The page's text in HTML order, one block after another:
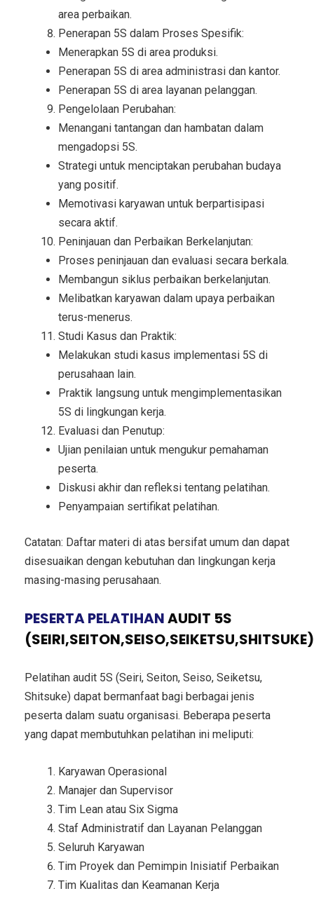
area perbaikan.
Penerapan 5S dalam Proses Spesifik:
Menerapkan 5S di area produksi.
Penerapan 5S di area administrasi dan kantor.
Penerapan 5S di area layanan pelanggan.
Pengelolaan Perubahan:
Menangani tantangan dan hambatan dalam
mengadopsi 5S.
Strategi untuk menciptakan perubahan budaya
yang positif.
Memotivasi karyawan untuk berpartisipasi
secara aktif.
Peninjauan dan Perbaikan Berkelanjutan:
Proses peninjauan dan evaluasi secara berkala.
Membangun siklus perbaikan berkelanjutan.
Melibatkan karyawan dalam upaya perbaikan
terus-menerus.
Studi Kasus dan Praktik:
Melakukan studi kasus implementasi 5S di
perusahaan lain.
Praktik langsung untuk mengimplementasikan
5S di lingkungan kerja.
Evaluasi dan Penutup:
Ujian penilaian untuk mengukur pemahaman
peserta.
Diskusi akhir dan refleksi tentang pelatihan.
Penyampaian sertifikat pelatihan.
Catatan: Daftar materi di atas bersifat umum dan dapat
disesuaikan dengan kebutuhan dan lingkungan kerja
masing-masing perusahaan.
PESERTA PELATIHANAUDIT 5S
(SEIRI,SEITON,SEISO,SEIKETSU,SHITSUKE)
Pelatihan audit 5S (Seiri, Seiton, Seiso, Seiketsu,
Shitsuke) dapat bermanfaat bagi berbagai jenis
peserta dalam suatu organisasi. Beberapa peserta
yang dapat membutuhkan pelatihan ini meliputi:
Karyawan Operasional
Manajer dan Supervisor
Tim Lean atau Six Sigma
Staf Administratif dan Layanan Pelanggan
Seluruh Karyawan
Tim Proyek dan Pemimpin Inisiatif Perbaikan
Tim Kualitas dan Keamanan Kerja